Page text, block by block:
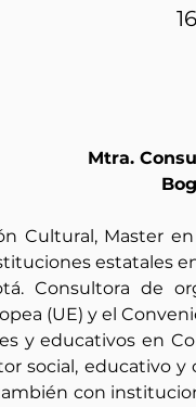
Mtra.
Cultural, Master
estatales
Consultora de
(UE) y el
y educativos en
social, educativo
con